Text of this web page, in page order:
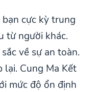
cực kỳ trung
từ người khác.
về sự an toàn.
lại. Cung Ma Kết
mức độ ổn định